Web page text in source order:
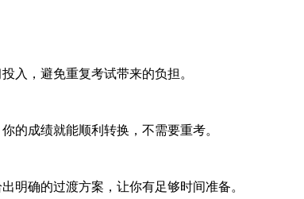
，避免重复考试带来的负担。
成绩就能顺利转换，不需要重考。
确的过渡方案，让你有足够时间准备。